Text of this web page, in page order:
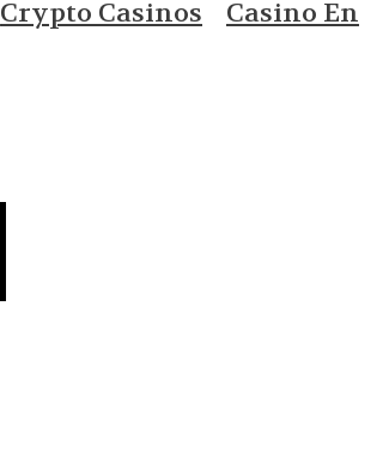
Crypto Casinos Casino En